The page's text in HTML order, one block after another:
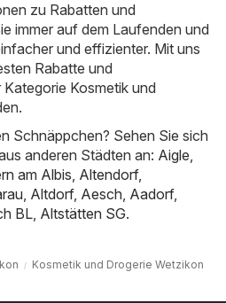
zu Rabatten und
immer auf dem Laufenden und
und effizienter. Mit uns
Rabatte und
Kosmetik und
Schnäppchen? Sehen Sie sich
anderen Städten an: Aigle,
am Albis, Altendorf,
, Altdorf, Aesch, Aadorf,
BL, Altstätten SG.
Kosmetik und Drogerie Wetzikon